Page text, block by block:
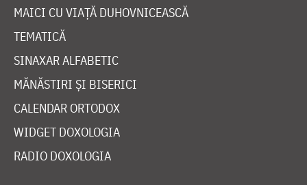
MAICI CU VIAȚĂ DUHOVNICEASCĂ
TEMATICĂ
SINAXAR ALFABETIC
MĂNĂSTIRI ȘI BISERICI
CALENDAR ORTODOX
WIDGET DOXOLOGIA
RADIO DOXOLOGIA